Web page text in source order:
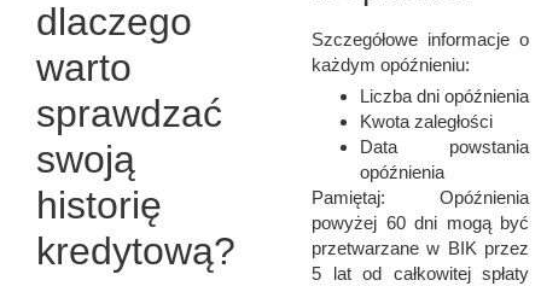
dlaczego
warto
sprawdzać
swoją
historię
kredytową?
Szczegółowe informacje o
każdym opóźnieniu:
Liczba dni opóźnienia
Kwota zaległości
Data powstania
opóźnienia
Pamiętaj: Opóźnienia
powyżej 60 dni mogą być
przetwarzane w BIK przez
5 lat od całkowitej spłaty